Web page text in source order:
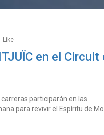
Like
en el Circuit
carreras participarán en las
para revivir el Espíritu de